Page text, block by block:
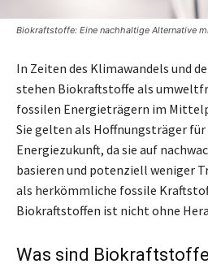
Biokraftstoffe: Eine nachhaltige Alternative
In Zeiten des Klimawandels und
stehen Biokraftstoffe als
fossilen Energieträgern im
Sie gelten als Hoffnungsträger
Energiezukunft, da sie auf
basieren und potenziell weniger
als herkömmliche fossile
Biokraftstoffen ist nicht ohne
Was sind